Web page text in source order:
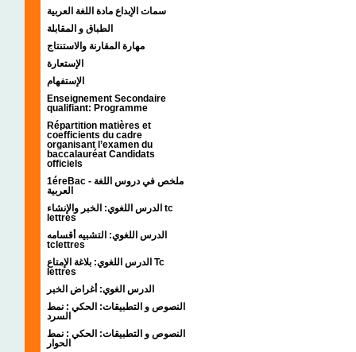
سمات الإبداع مادة اللغة العربية
الطباق و المقابلة
مهارة المقارنة والاستنتاج
الإستعارة
الإستفهام
Enseignement Secondaire
qualifiant: Programme
Répartition matières et
coefficients du cadre
organisant l’examen du
baccalauréat Candidats
officiels
1éreBac - ملخص في دروس اللغة
العربية
الدرس اللغوي: الخبر والإنشاء tc
lettres
الدرس اللغوي: التشبيه أقسامه
tclettres
الدرس اللغوي: بلاغة الإمتاع Tc
lettres
الدرس الغوي: أغراض الخبر
النصوص و التطبيقات: الحكي : نمط
السرد
النصوص و التطبيقات: الحكي : نمط
الحوار